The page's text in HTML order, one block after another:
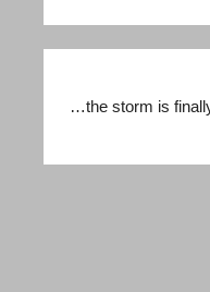
…the storm is